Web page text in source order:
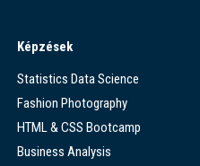
Képzések
Statistics Data Science
Fashion Photography
HTML & CSS Bootcamp
Business Analysis